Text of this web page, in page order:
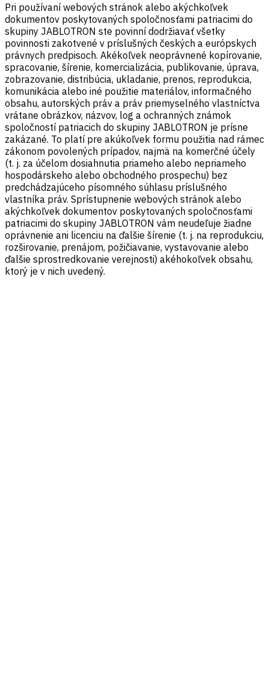
Pri používaní webových stránok alebo akýchkoľvek
dokumentov poskytovaných spoločnosťami patriacimi do
skupiny JABLOTRON ste povinní dodržiavať všetky
povinnosti zakotvené v príslušných českých a európskych
právnych predpisoch. Akékoľvek neoprávnené kopírovanie,
spracovanie, šírenie, komercializácia, publikovanie, úprava,
zobrazovanie, distribúcia, ukladanie, prenos, reprodukcia,
komunikácia alebo iné použitie materiálov, informačného
obsahu, autorských práv a práv priemyselného vlastníctva
vrátane obrázkov, názvov, log a ochranných známok
spoločností patriacich do skupiny JABLOTRON je prísne
zakázané. To platí pre akúkoľvek formu použitia nad rámec
zákonom povolených prípadov, najmä na komerčné účely
(t. j. za účelom dosiahnutia priameho alebo nepriameho
hospodárskeho alebo obchodného prospechu) bez
predchádzajúceho písomného súhlasu príslušného
vlastníka práv. Sprístupnenie webových stránok alebo
akýchkoľvek dokumentov poskytovaných spoločnosťami
patriacimi do skupiny JABLOTRON vám neudeľuje žiadne
oprávnenie ani licenciu na ďalšie šírenie (t. j. na reprodukciu,
rozširovanie, prenájom, požičiavanie, vystavovanie alebo
ďalšie sprostredkovanie verejnosti) akéhokoľvek obsahu,
ktorý je v nich uvedený.